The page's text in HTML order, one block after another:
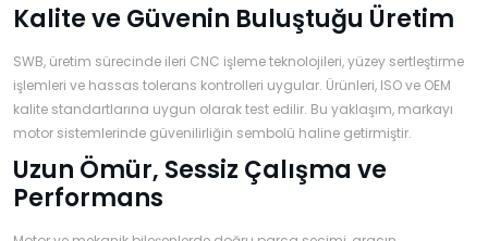
Kalite ve Güvenin Buluştuğu Üretim
SWB, üretim sürecinde ileri CNC işleme teknolojileri, yüzey sertleştirme
işlemleri ve hassas tolerans kontrolleri uygular. Ürünleri, ISO ve OEM
kalite standartlarına uygun olarak test edilir. Bu yaklaşım, markayı
motor sistemlerinde güvenilirliğin sembolü haline getirmiştir.
Uzun Ömür, Sessiz Çalışma ve
Performans